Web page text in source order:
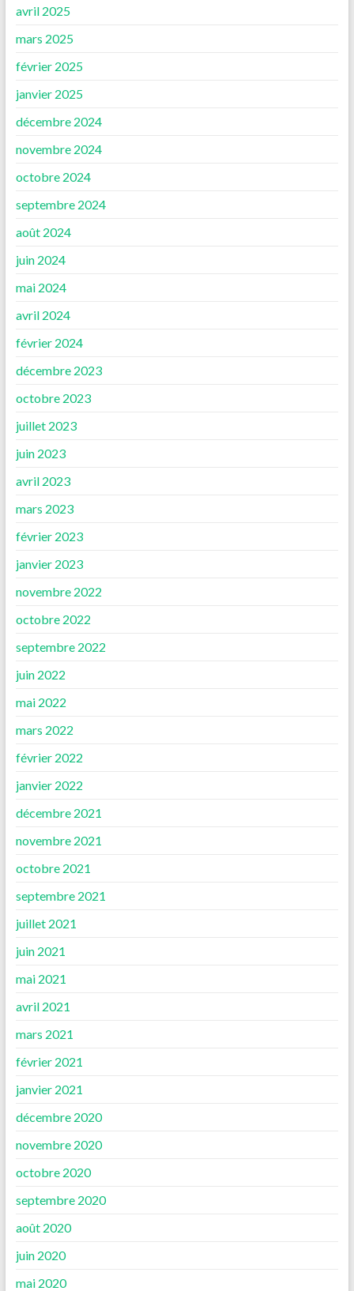
avril 2025
mars 2025
février 2025
janvier 2025
décembre 2024
novembre 2024
octobre 2024
septembre 2024
août 2024
juin 2024
mai 2024
avril 2024
février 2024
décembre 2023
octobre 2023
juillet 2023
juin 2023
avril 2023
mars 2023
février 2023
janvier 2023
novembre 2022
octobre 2022
septembre 2022
juin 2022
mai 2022
mars 2022
février 2022
janvier 2022
décembre 2021
novembre 2021
octobre 2021
septembre 2021
juillet 2021
juin 2021
mai 2021
avril 2021
mars 2021
février 2021
janvier 2021
décembre 2020
novembre 2020
octobre 2020
septembre 2020
août 2020
juin 2020
mai 2020